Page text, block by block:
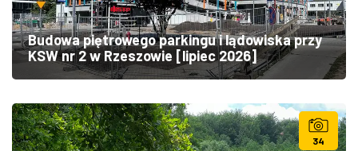
Budowa piętrowego parkingu i lądowiska przy
KSW nr 2 w Rzeszowie [lipiec 2026]
34